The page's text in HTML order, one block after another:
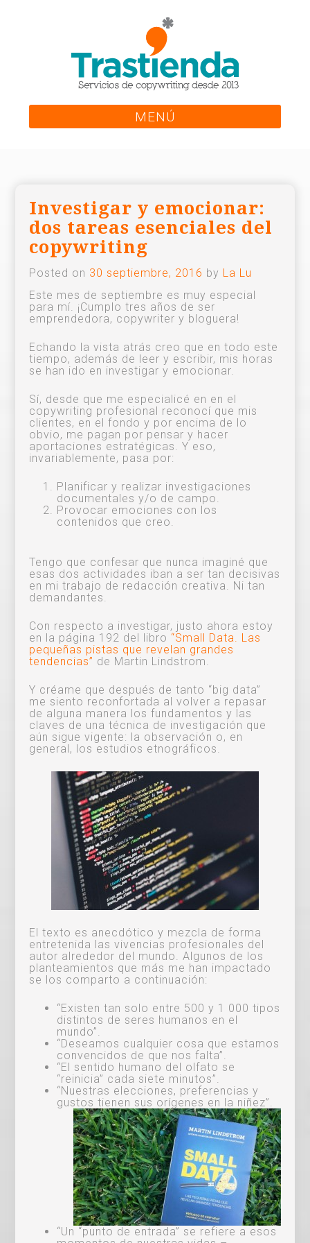
MENÚ
Investigar y emocionar:
dos tareas esenciales del
copywriting
Posted on 30 septiembre, 2016 by La Lu
Este mes de septiembre es muy especial
para mí. ¡Cumplo tres años de ser
emprendedora, copywriter y bloguera!
Echando la vista atrás creo que en todo este
tiempo, además de leer y escribir, mis horas
se han ido en investigar y emocionar.
Sí, desde que me especialicé en en el
copywriting profesional reconocí que mis
clientes, en el fondo y por encima de lo
obvio, me pagan por pensar y hacer
aportaciones estratégicas. Y eso,
invariablemente, pasa por:
Planificar y realizar investigaciones
documentales y/o de campo.
Provocar emociones con los
contenidos que creo.
Tengo que confesar que nunca imaginé que
esas dos actividades iban a ser tan decisivas
en mi trabajo de redacción creativa. Ni tan
demandantes.
Con respecto a investigar, justo ahora estoy
en la página 192 del libro “Small Data. Las
pequeñas pistas que revelan grandes
tendencias” de Martin Lindstrom.
Y créame que después de tanto “big data”
me siento reconfortada al volver a repasar
de alguna manera los fundamentos y las
claves de una técnica de investigación que
aún sigue vigente: la observación o, en
general, los estudios etnográficos.
El texto es anecdótico y mezcla de forma
entretenida las vivencias profesionales del
autor alrededor del mundo. Algunos de los
planteamientos que más me han impactado
se los comparto a continuación:
“Existen tan solo entre 500 y 1 000 tipos
distintos de seres humanos en el
mundo”.
“Deseamos cualquier cosa que estamos
convencidos de que nos falta”.
“El sentido humano del olfato se
“reinicia” cada siete minutos”.
“Nuestras elecciones, preferencias y
gustos tienen sus orígenes en la niñez”.
“Un “punto de entrada” se refiere a esos